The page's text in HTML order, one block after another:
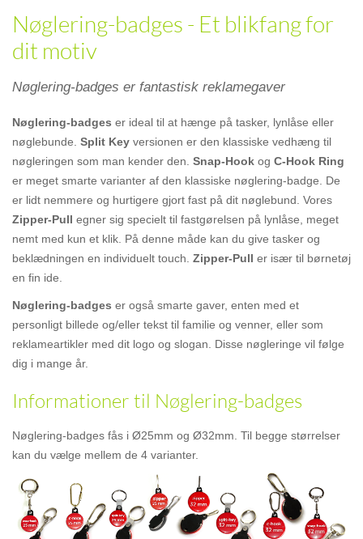
Nøglering-badges - Et blikfang for
dit motiv
Nøglering-badges er fantastisk reklamegaver
Nøglering-badges er ideal til at hænge på tasker, lynlåse eller
nøglebunde. Split Key versionen er den klassiske vedhæng til
nøgleringen som man kender den. Snap-Hook og C-Hook Ring
er meget smarte varianter af den klassiske nøglering-badge. De
er lidt nemmere og hurtigere gjort fast på dit nøglebund. Vores
Zipper-Pull egner sig specielt til fastgørelsen på lynlåse, meget
nemt med kun et klik. På denne måde kan du give tasker og
beklædningen en individuelt touch. Zipper-Pull er især til børnetøj
en fin ide.
Nøglering-badges er også smarte gaver, enten med et
personligt billede og/eller tekst til familie og venner, eller som
reklameartikler med dit logo og slogan. Disse nøgleringe vil følge
dig i mange år.
Informationer til Nøglering-badges
Nøglering-badges fås i Ø25mm og Ø32mm. Til begge størrelser
kan du vælge mellem de 4 varianter.